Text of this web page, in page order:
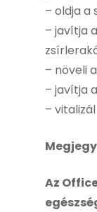
– oldja a
– javítja
– növeli
– javítja
– vitalizál
Az